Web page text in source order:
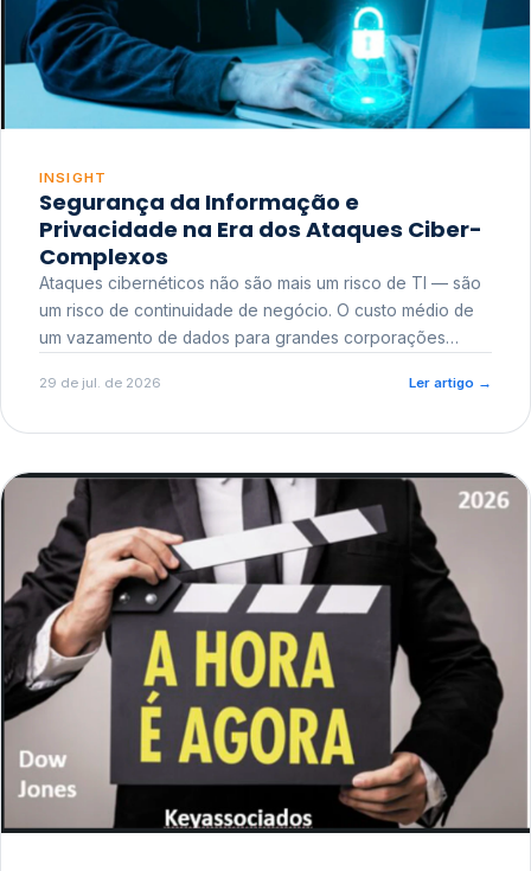
INSIGHT
Segurança da Informação e
Privacidade na Era dos Ataques Ciber-
Complexos
Ataques cibernéticos não são mais um risco de TI — são
um risco de continuidade de negócio. O custo médio de
um vazamento de dados para grandes corporações
reputacional e o risco regulatório junto a órgãos como a
29 de jul. de 2026 Ler artigo →